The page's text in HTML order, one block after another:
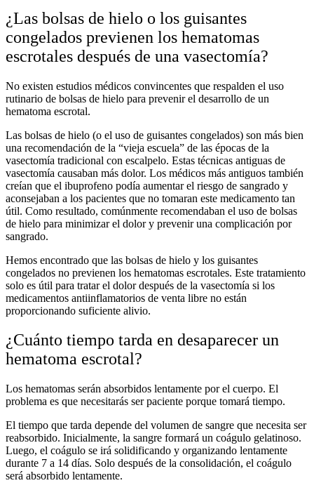
¿Las bolsas de hielo o los guisantes
congelados previenen los hematomas
escrotales después de una vasectomía?
No existen estudios médicos convincentes que respalden el uso
rutinario de bolsas de hielo para prevenir el desarrollo de un
hematoma escrotal.
Las bolsas de hielo (o el uso de guisantes congelados) son más bien
una recomendación de la “vieja escuela” de las épocas de la
vasectomía tradicional con escalpelo. Estas técnicas antiguas de
vasectomía causaban más dolor. Los médicos más antiguos también
creían que el ibuprofeno podía aumentar el riesgo de sangrado y
aconsejaban a los pacientes que no tomaran este medicamento tan
útil. Como resultado, comúnmente recomendaban el uso de bolsas
de hielo para minimizar el dolor y prevenir una complicación por
sangrado.
Hemos encontrado que las bolsas de hielo y los guisantes
congelados no previenen los hematomas escrotales. Este tratamiento
solo es útil para tratar el dolor después de la vasectomía si los
medicamentos antiinflamatorios de venta libre no están
proporcionando suficiente alivio.
¿Cuánto tiempo tarda en desaparecer un
hematoma escrotal?
Los hematomas serán absorbidos lentamente por el cuerpo. El
problema es que necesitarás ser paciente porque tomará tiempo.
El tiempo que tarda depende del volumen de sangre que necesita ser
reabsorbido. Inicialmente, la sangre formará un coágulo gelatinoso.
Luego, el coágulo se irá solidificando y organizando lentamente
durante 7 a 14 días. Solo después de la consolidación, el coágulo
será absorbido lentamente.